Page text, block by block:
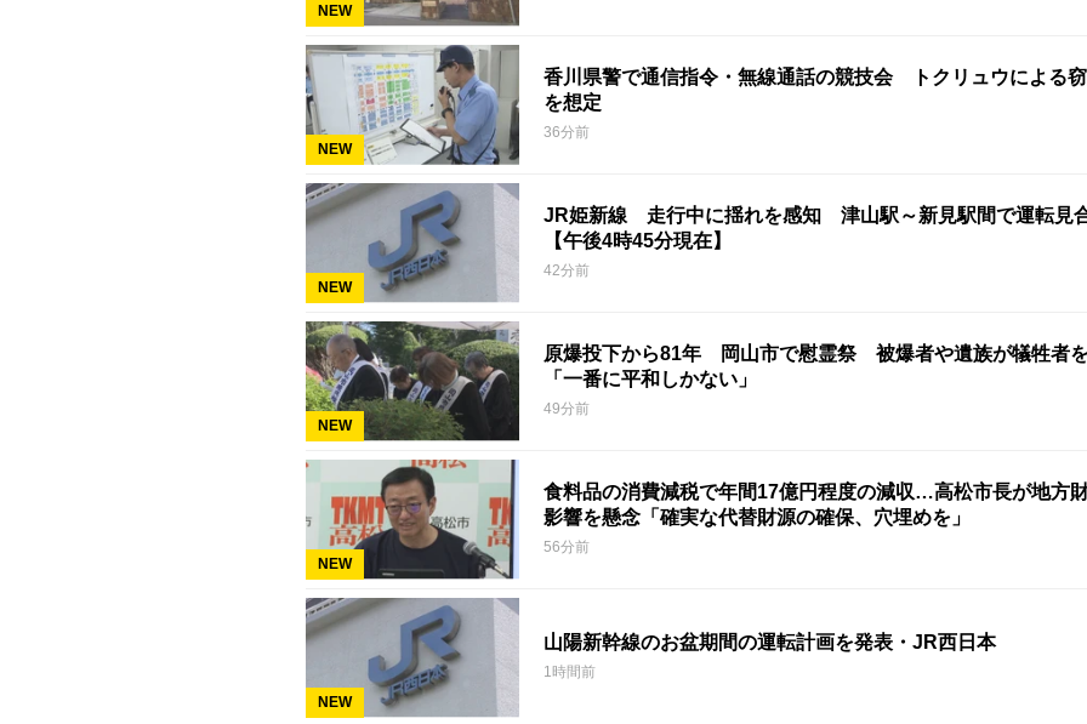
NEW
NEW
香川県警で通信指令・無線通話の競技会 トクリュウによる
を想定
36分前
NEW
JR姫新線 走行中に揺れを感知 津山駅～新見駅間で運転見
【午後4時45分現在】
42分前
NEW
原爆投下から81年 岡山市で慰霊祭 被爆者や遺族が犠牲者
「一番に平和しかない」
49分前
NEW
食料品の消費減税で年間17億円程度の減収…高松市長が地方
影響を懸念「確実な代替財源の確保、穴埋めを」
56分前
NEW
山陽新幹線のお盆期間の運転計画を発表・JR西日本
1時間前